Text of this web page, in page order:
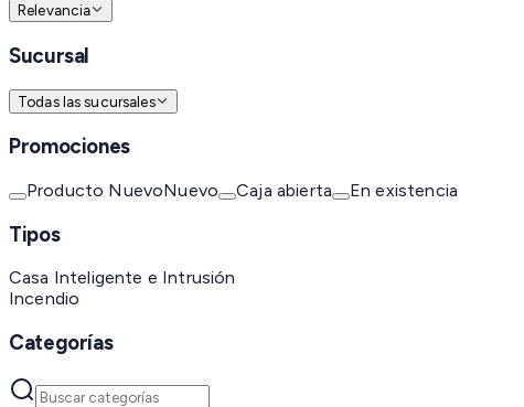
Relevancia
Sucursal
Todas las sucursales
Promociones
Producto NuevoNuevo Caja abierta En existencia
Tipos
Casa Inteligente e Intrusión
Incendio
Categorías